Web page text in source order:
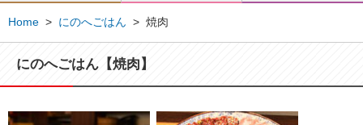
Home > にのへごはん > 焼肉
にのへごはん【焼肉】